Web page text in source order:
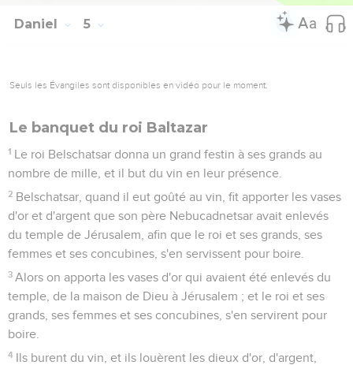
Daniel 5
Seuls les Évangiles sont disponibles en vidéo pour le moment.
Le banquet du roi Baltazar
1 Le roi Belschatsar donna un grand festin à ses grands au
nombre de mille, et il but du vin en leur présence.
2 Belschatsar, quand il eut goûté au vin, fit apporter les vases
d'or et d'argent que son père Nebucadnetsar avait enlevés
du temple de Jérusalem, afin que le roi et ses grands, ses
femmes et ses concubines, s'en servissent pour boire.
3 Alors on apporta les vases d'or qui avaient été enlevés du
temple, de la maison de Dieu à Jérusalem ; et le roi et ses
grands, ses femmes et ses concubines, s'en servirent pour
boire.
4 Ils burent du vin, et ils louèrent les dieux d'or, d'argent,